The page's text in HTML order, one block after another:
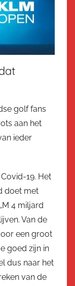
golf fans
aan het
ieder
19. Het
doet met
4 miljard
Van de
een groot
goed zijn in
dus naar het
van de